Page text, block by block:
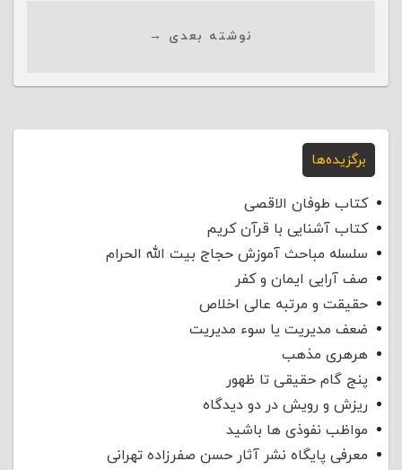
نوشته بعدی →
برگزیده‌ها
کتاب طوفان الاقصی
کتاب آشنایی با قرآن کریم
سلسله مباحث آموزش حجاج بیت الله الحرام
صف آرایی ایمان و کفر
حقیقت و مرتبه عالی اخلاص
ضعف مدیریت یا سوء مدیریت
هرهری مذهب
پنج گام حقیقی تا ظهور
ریزش و رویش در دو دیدگاه
مواظب نفوذی‌ ها باشید
معرفی پایگاه نشر آثار حسن صفرزاده تهرانی